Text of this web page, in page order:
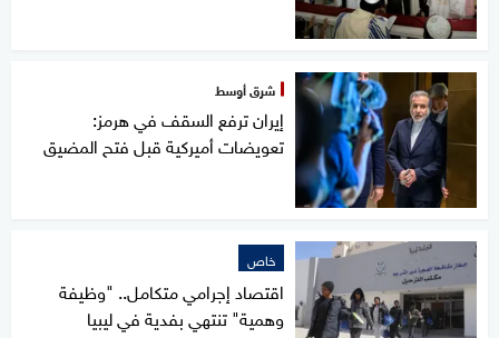
شرق أوسط
إيران ترفع السقف في هرمز:
تعويضات أميركية قبل فتح المضيق
خاص
اقتصاد إجرامي متكامل.. "وظيفة
وهمية" تنتهي بفدية في ليبيا